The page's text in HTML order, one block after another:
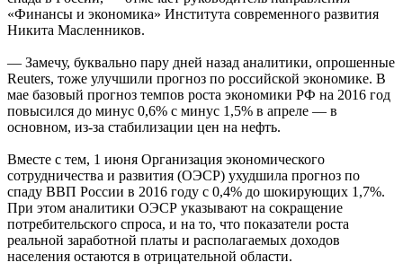
«Финансы и экономика» Института современного развития
Никита Масленников.
— Замечу, буквально пару дней назад аналитики, опрошенные
Reuters, тоже улучшили прогноз по российской экономике. В
мае базовый прогноз темпов роста экономики РФ на 2016 год
повысился до минус 0,6% с минус 1,5% в апреле — в
основном, из-за стабилизации цен на нефть.
Вместе с тем, 1 июня Организация экономического
сотрудничества и развития (ОЭСР) ухудшила прогноз по
спаду ВВП России в 2016 году с 0,4% до шокирующих 1,7%.
При этом аналитики ОЭСР указывают на сокращение
потребительского спроса, и на то, что показатели роста
реальной заработной платы и располагаемых доходов
населения остаются в отрицательной области.